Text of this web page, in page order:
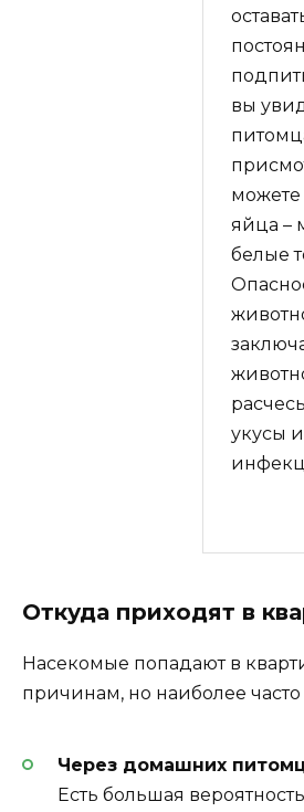
вы
можете
яйца –
белые
укусы
Откуда приходят в
Насекомые попадают в
причинам, но наиболее часто
Через домашних
Есть большая